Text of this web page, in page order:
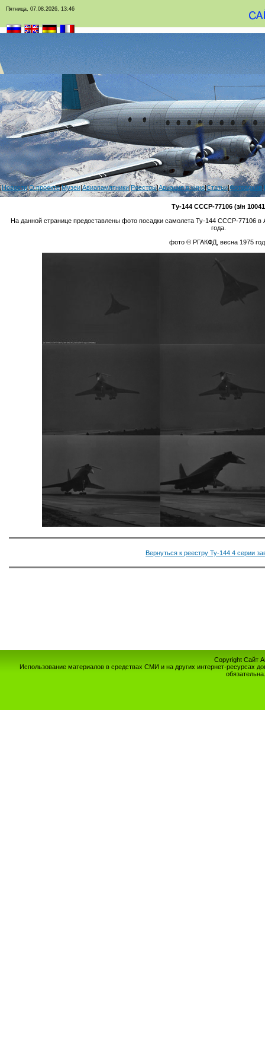
Пятница, 07.08.2026, 13:46
|Новости|О проекте|Музеи|Авиапамятники|Реестры|Авиация в кино|Статьи|Фотоархив|
Ту-144 СССР-77106 (з/н
На данной странице предоставлены фото посадки самолета Ту-144 СССР-77106 в
года.
фото © РГАКФД, весна 1975
Вернуться к реестру Ту-144 4 серии
Copyright Сайт
Использование материалов в средствах СМИ и на других интернет-ресурсах
обязательна.